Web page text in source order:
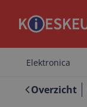
Elektronica
Overzicht